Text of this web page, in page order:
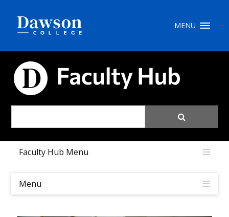
MENU
Faculty Hub Menu
Menu
portail My Dawson///
Carrières